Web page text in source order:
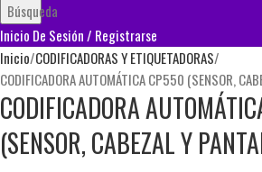
Búsqueda
Inicio De Sesión / Registrarse
Inicio CODIFICADORAS Y ETIQUETADORAS
CODIFICADORA AUTOMÁTICA CP550 (SENSOR,
CODIFICADORA
(SENSOR, CABEZAL Y